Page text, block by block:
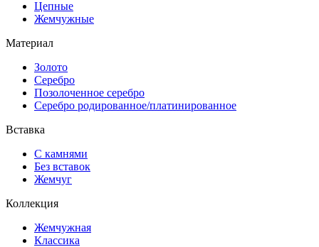
Цепные
Жемчужные
Материал
Золото
Серебро
Позолоченное серебро
Серебро родированное/платинированное
Вставка
С камнями
Без вставок
Жемчуг
Коллекция
Жемчужная
Классика